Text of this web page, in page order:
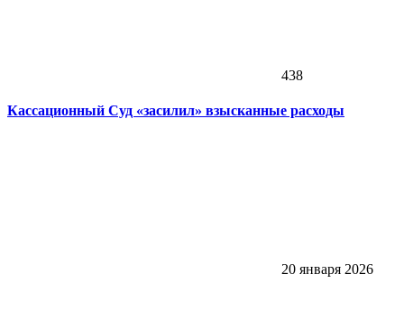
438
Кассационный Суд «засилил» взысканные расходы
20 января 2026